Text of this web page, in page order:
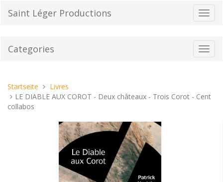
zumSaint Léger Productions
Categories
Sie
sind
hier:
Startseite
Livres
LE DIABLE AUX COROT - Deux châteaux - Trois Corot - Cent
collabos